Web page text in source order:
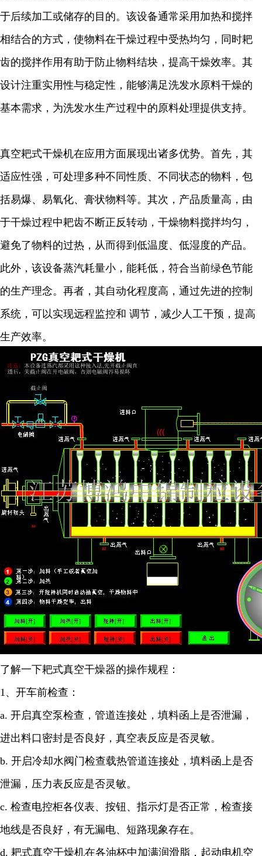
于后续加工或储存的目的。该设备通常采用加热和搅拌
相结合的方式，使物料在干燥过程中受热均匀，同时耙
齿的搅拌作用有助于防止物料结块，提高干燥效率。其
设计注重实用性与稳定性，能够满足洗发水原料干燥的
基本需求，为洗发水生产过程中的原料处理提供支持。
真空耙式干燥机在应用方面展现出诸多优势。首先，其
适应性强，可处理多种不同性质、不同状态的物料，包
括易爆、易氧化、膏状物料等。其次，产品质量高，由
于干燥过程中耙齿不断正反转动，干燥物料搅拌均匀，
避免了物料的过热，从而得到低温度、低湿度的产品。
此外，该设备蒸汽耗量小，能耗低，符合当前绿色节能
的生产理念。再者，其自动化程度高，通过先进的控制
系统，可以实现远程监控和 调节，减少人工干预，提高
生产效率。
了解一下耙式真空干燥器的操作规程：
1、开车前检查：
a. 开启真空泵检查，管道连接处，填料函上是否泄漏，
进出料口密封是否良好，真空表反应是否灵敏。
b. 开启冷却水阀门检查载热管道连接处，填料函上是否
泄漏，压力表反应是否灵敏。
c. 检查电控柜各仪表、按钮、指示灯是否正常，检查接
地线是否良好，有无漏电、短路现象存在。
d. 耙式真空干燥机在各油杯中加满润滑脂，起动电机空